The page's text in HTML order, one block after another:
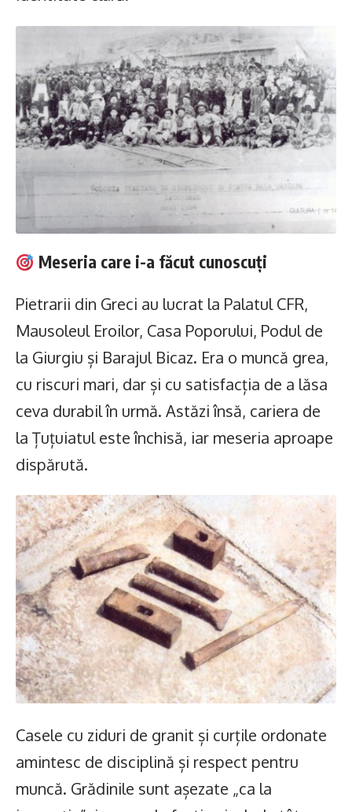
Meseria care i-a făcut cunoscuți
Pietrarii din Greci au lucrat la Palatul CFR,
Mausoleul Eroilor, Casa Poporului, Podul de
la Giurgiu și Barajul Bicaz. Era o muncă grea,
cu riscuri mari, dar și cu satisfacția de a lăsa
ceva durabil în urmă. Astăzi însă, cariera de
la Țuțuiatul este închisă, iar meseria aproape
dispărută.
Casele cu ziduri de granit și curțile ordonate
amintesc de disciplină și respect pentru
muncă. Grădinile sunt așezate „ca la